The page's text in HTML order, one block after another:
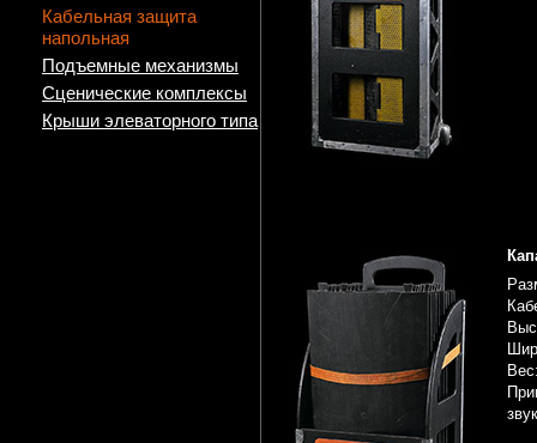
Кабельная защита
напольная
Подъемные механизмы
Сценические комплексы
Крыши элеваторного типа